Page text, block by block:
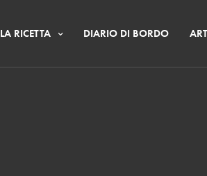
LA RICETTA DIARIO DI BORDO